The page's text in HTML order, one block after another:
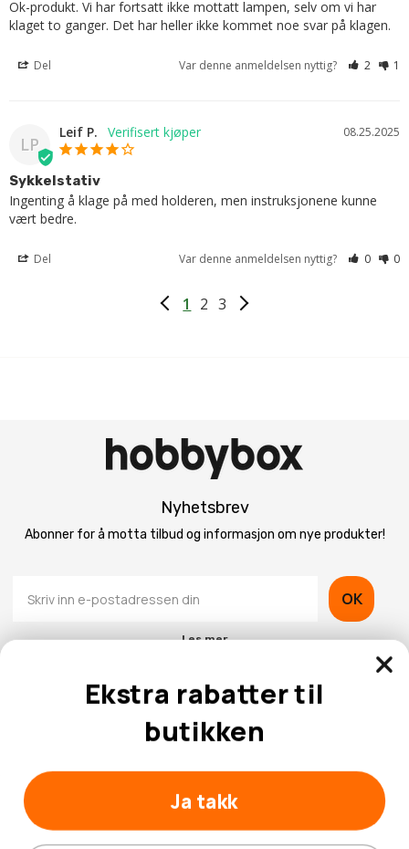
Ok-produkt. Vi har fortsatt ikke mottatt lampen, selv om vi har
klaget to ganger. Det har heller ikke kommet noe svar på klagen.
Del Var denne anmeldelsen nyttig? 2 1
LP
08.25.2025
Leif P.
Sykkelstativ
Ingenting å klage på med holderen, men instruksjonene kunne
vært bedre.
Del Var denne anmeldelsen nyttig? 0 0
1 2 3
Nyhetsbrev
Abonner for å motta tilbud og informasjon om nye produkter!
OK
Les mer
Kundeservice
Ekstra rabatter til
butikken
Ja takk